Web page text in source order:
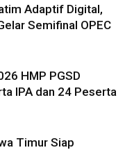
Adaptif Digital,
Semifinal OPEC
HMP PGSD
IPA dan 24 Peserta
Timur Siap